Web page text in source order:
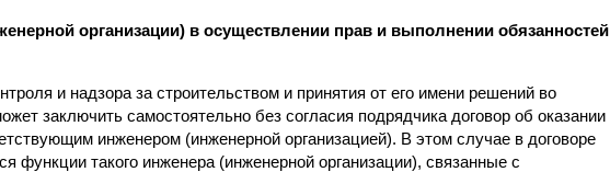
организации) в осуществлении прав и выполнении обязанностей
и надзора за строительством и принятия от его имени решений во
заключить самостоятельно без согласия подрядчика договор об оказании
инженером (инженерной организацией). В этом случае в договоре
функции такого инженера (инженерной организации), связанные с